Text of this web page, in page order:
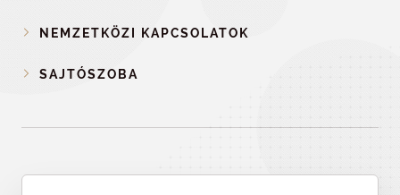
NEMZETKÖZI KAPCSOLATOK
SAJTÓSZOBA